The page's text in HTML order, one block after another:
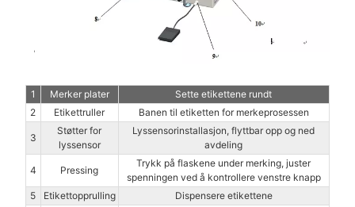
1 Merker plater
Sette etikettene rundt
2
Etikettruller Banen til etiketten for merkeprosessen
3
Støtter for
lyssensor
Lyssensorinstallasjon, flyttbar opp og ned
avdeling
4 Pressing
Trykk på flaskene under merking, juster
spenningen ved å kontrollere venstre knapp
5
Etikettopprulling Dispensere etikettene